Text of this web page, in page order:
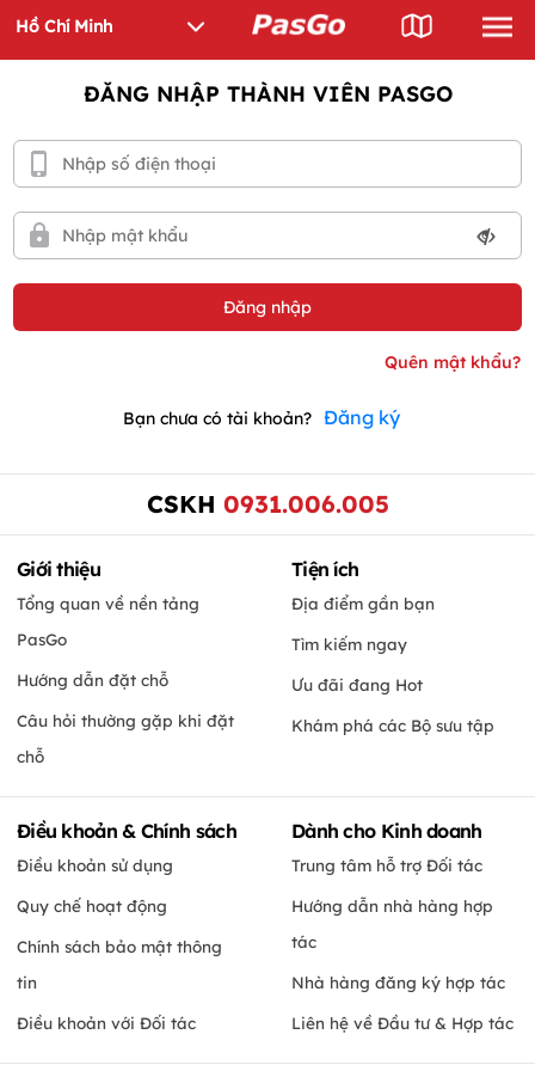
ĐĂNG NHẬP THÀNH VIÊN PASGO
Bạn chưa có tài khoản? Đăng ký
CSKH 0931.006.005
Giới thiệu
Tổng quan về nền tảng
PasGo
Hướng dẫn đặt chỗ
Câu hỏi thường gặp khi đặt
chỗ
Tiện ích
Địa điểm gần bạn
Tìm kiếm ngay
Ưu đãi đang Hot
Khám phá các Bộ sưu tập
Điều khoản & Chính sách
Điều khoản sử dụng
Quy chế hoạt động
Chính sách bảo mật thông
tin
Điều khoản với Đối tác
Dành cho Kinh doanh
Trung tâm hỗ trợ Đối tác
Hướng dẫn nhà hàng hợp
tác
Nhà hàng đăng ký hợp tác
Liên hệ về Đầu tư & Hợp tác